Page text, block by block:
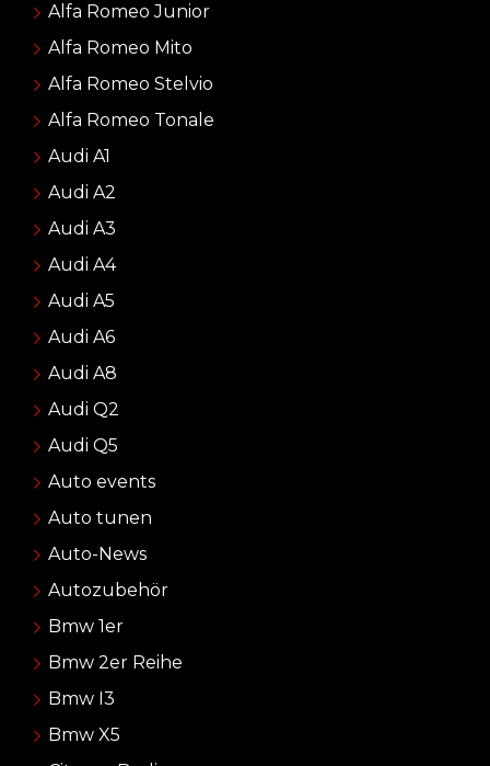
Alfa Romeo Junior
Alfa Romeo Mito
Alfa Romeo Stelvio
Alfa Romeo Tonale
Audi A1
Audi A2
Audi A3
Audi A4
Audi A5
Audi A6
Audi A8
Audi Q2
Audi Q5
Auto events
Auto tunen
Auto-News
Autozubehör
Bmw 1er
Bmw 2er Reihe
Bmw I3
Bmw X5